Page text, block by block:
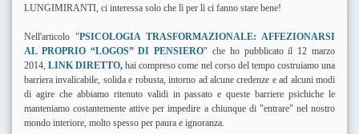
LUNGIMIRANTI, ci interessa solo che lì per lì ci fanno stare bene!
Nell'articolo "PSICOLOGIA TRASFORMAZIONALE: AFFEZIONARSI
AL PROPRIO “LOGOS” DI PENSIERO" che ho pubblicato il 12 marzo
2014,LINK DIRETTO, hai compreso come nel corso del tempo costruiamo una
barriera invalicabile, solida e robusta, intorno ad alcune credenze e ad alcuni modi
di agire che abbiamo ritenuto validi in passato e queste barriere psichiche le
manteniamo costantemente attive per impedire a chiunque di "entrare" nel nostro
mondo interiore, molto spesso per paura e ignoranza.